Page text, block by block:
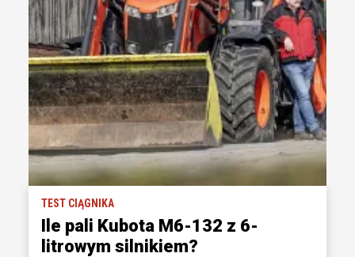
TEST CIĄGNIKA
Ile pali Kubota M6-132 z 6-
litrowym silnikiem?